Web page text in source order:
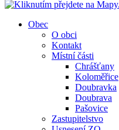
Obec
O obci
Kontakt
Místní části
Chrášťany
Koloměřice
Doubravka
Doubrava
Pašovice
Zastupitelstvo